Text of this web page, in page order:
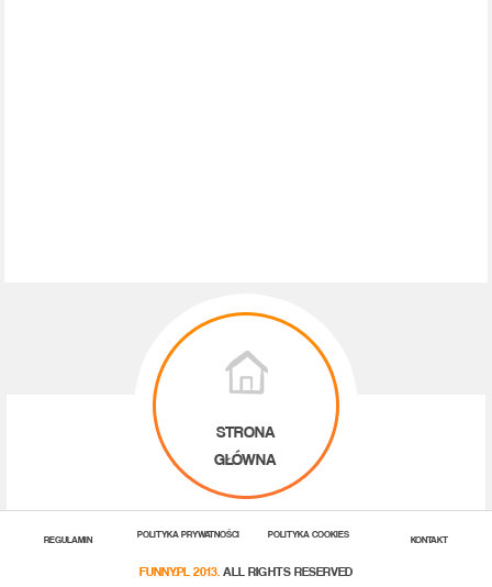
STRONA
GŁÓWNA
REGULAMIN POLITYKA PRYWATNOŚCI POLITYKA COOKIES KONTAKT
FUNNY.PL 2013. ALL RIGHTS RESERVED